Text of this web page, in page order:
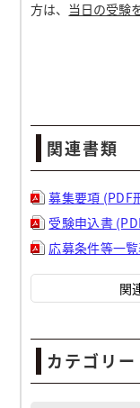
方は、 当日の受験
関連書類
募集要項 (PDF
受験申込書
応募条件等一
関
カテゴリー